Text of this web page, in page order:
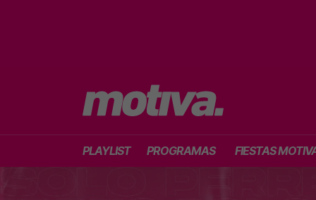
PLAYLIST PROGRAMAS FIESTAS